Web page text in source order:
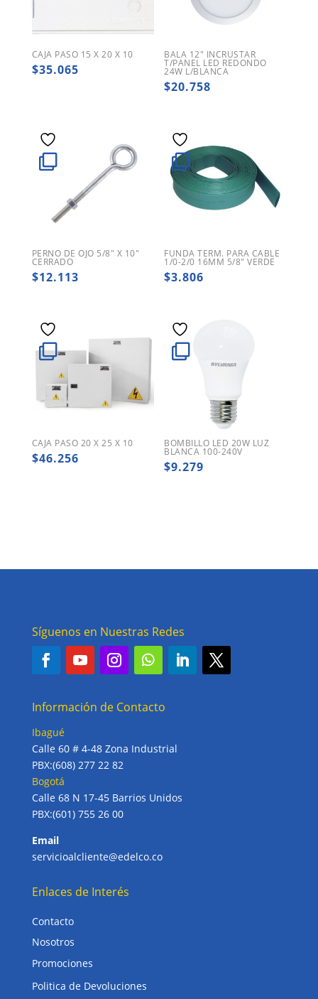
CAJA PASO 15 X 20 X 10
$35.065
BALA 12″ INCRUSTAR
T/PANEL LED REDONDO
24W L/BLANCA
$20.758
PERNO DE OJO 5/8″ X 10″
CERRADO
$12.113
FUNDA TERM. PARA CABLE
1/0-2/0 16MM 5/8″ VERDE
$3.806
CAJA PASO 20 X 25 X 10
$46.256
BOMBILLO LED 20W LUZ
BLANCA 100-240V
$9.279
Síguenos en Nuestras Redes
Información de Contacto
Ibagué
Calle 60 # 4-48 Zona Industrial
PBX:(608) 277 22 82
Bogotá
Calle 68 N 17-45 Barrios Unidos
PBX:(601) 755 26 00
Email
servicioalcliente@edelco.co
Enlaces de Interés
Contacto
Nosotros
Promociones
Politica de Devoluciones